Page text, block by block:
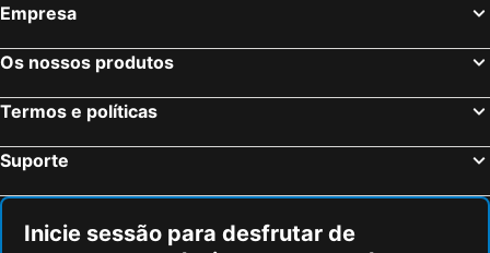
Empresa
Os nossos produtos
Termos e políticas
Suporte
Inicie sessão para desfrutar de